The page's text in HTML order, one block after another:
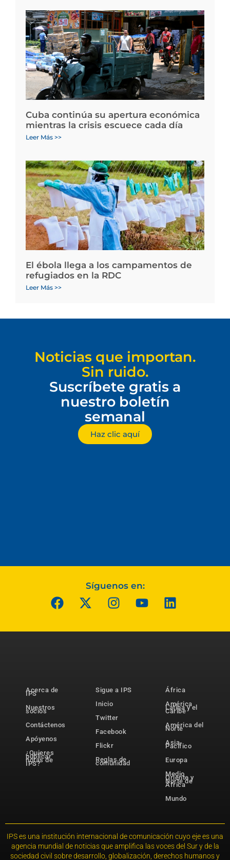
Cuba continúa su apertura económica
mientras la crisis escuece cada día
Leer Más >>
El ébola llega a los campamentos de
refugiados en la RDC
Leer Más >>
Noticias que importan.
Sin ruido.
Suscríbete gratis a
nuestro boletín
semanal
Haz clic aquí
Síguenos en:
Acerca de
IPS
Nuestros
socios
Contáctenos
Apóyenos
¿Quieres
publicar
notas de
IPS?
Sigue a IPS
Inicio
Twitter
Facebook
Flickr
Reglas de
comunidad
África
América
Latina y el
Caribe
América del
Norte
Asia-
Pacífico
Europa
Medio
Oriente y
Norte de
África
Mundo
IPS es una institución internacional de comunicación cuyo eje es una
agencia mundial de noticias que amplifica las voces del Sur y de la
sociedad civil sobre desarrollo, globalización, derechos humanos y